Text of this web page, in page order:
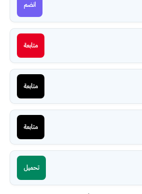
انضم
متابعة
متابعة
متابعة
تحميل